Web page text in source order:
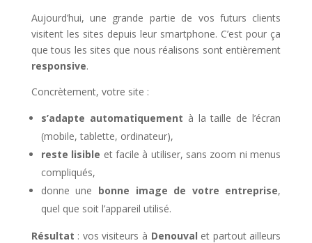
Aujourd’hui, une grande partie de vos futurs clients
visitent les sites depuis leur smartphone. C’est pour ça
que tous les sites que nous réalisons sont entièrement
responsive.
Concrètement, votre site :
s’adapte automatiquement à la taille de l’écran
(mobile, tablette, ordinateur),
reste lisible et facile à utiliser, sans zoom ni menus
compliqués,
donne une bonne image de votre entreprise,
quel que soit l’appareil utilisé.
Résultat : vos visiteurs à Denouval et partout ailleurs